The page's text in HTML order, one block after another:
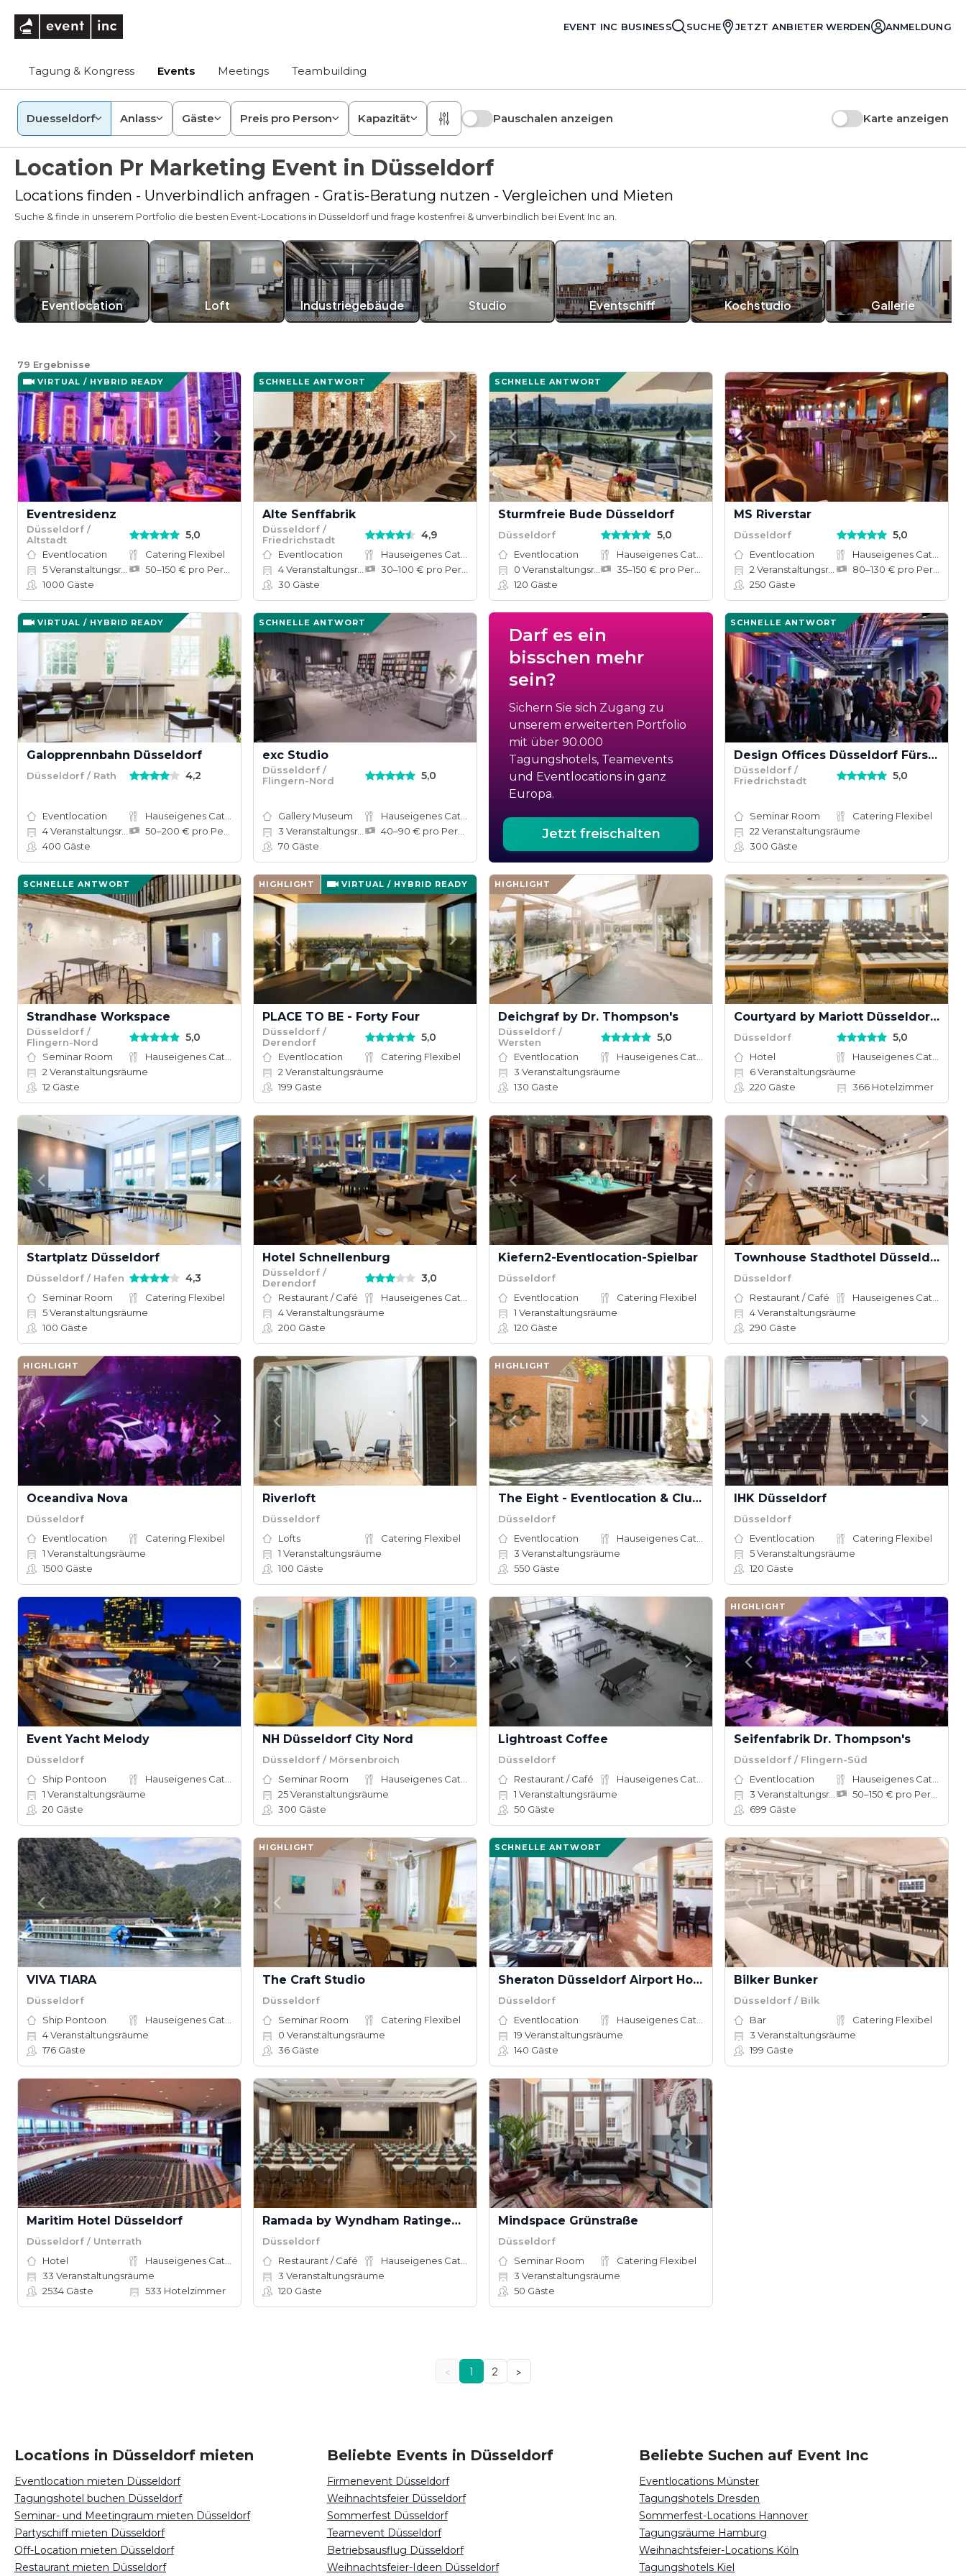
EVENT INC BUSINESS SUCHE JETZT ANBIETER WERDEN ANMELDUNG
Tagung & Kongress Events Meetings Teambuilding
Duesseldorf Anlass Gäste Preis pro Person Kapazität Pauschalen anzeigen Karte anzeigen
Location Pr Marketing Event in Düsseldorf
Locations finden - Unverbindlich anfragen - Gratis-Beratung nutzen - Vergleichen und Mieten
Suche & finde in unserem Portfolio die besten Event-Locations in Düsseldorf und frage kostenfrei & unverbindlich bei Event Inc an.
Eventlocation Loft Industriegebäude Studio Eventschiff Kochstudio Gallerie
79 Ergebnisse
VIRTUAL / HYBRID READY
Eventresidenz
Düsseldorf /
Altstadt
5,0
Eventlocation
Catering Flexibel
5Veranstaltungsräume
1000 Gäste
SCHNELLE ANTWORT
Alte Senffabrik
Düsseldorf /
Friedrichstadt
4,9
Eventlocation
4Veranstaltungsräume
30 Gäste
SCHNELLE ANTWORT
Sturmfreie Bude Düsseldorf
Düsseldorf 5,0
Eventlocation
0 Veranstaltungsräume
120 Gäste
MS Riverstar
Düsseldorf 5,0
Eventlocation
2 Veranstaltungsräume
250 Gäste
VIRTUAL / HYBRID READY
Galopprennbahn Düsseldorf
Düsseldorf / Rath 4,2
Eventlocation
4Veranstaltungsräume
400 Gäste
SCHNELLE ANTWORT
exc Studio
Düsseldorf /
Flingern-Nord
5,0
Gallery Museum
3 Veranstaltungsräume
70 Gäste
Darf es ein
bisschen mehr
sein?
Sichern Sie sich Zugang zu
unserem erweiterten Portfolio
mit über 90.000
Tagungshotels, Teamevents
und Eventlocations in ganz
Europa.
Jetzt freischalten
SCHNELLE ANTWORT
Design Offices Düsseldorf Fürst und Friedrich
Düsseldorf /
Friedrichstadt
5,0
Seminar Room
Catering Flexibel
22 Veranstaltungsräume
300 Gäste
SCHNELLE ANTWORT
Strandhase Workspace
Düsseldorf /
Flingern-Nord
5,0
Seminar Room
2 Veranstaltungsräume
12 Gäste
HIGHLIGHT VIRTUAL / HYBRID READY
PLACE TO BE - Forty Four
Düsseldorf /
Derendorf
5,0
Eventlocation
Catering Flexibel
2 Veranstaltungsräume
199 Gäste
HIGHLIGHT
Deichgraf by Dr. Thompson's
Düsseldorf /
Wersten
5,0
Eventlocation
3 Veranstaltungsräume
130 Gäste
Courtyard by Mariott Düsseldorf Seestern
Düsseldorf 5,0
Hotel
6Veranstaltungsräume
220 Gäste 366 Hotelzimmer
Startplatz Düsseldorf
Düsseldorf / Hafen 4,3
Seminar Room
Catering Flexibel
5Veranstaltungsräume
100 Gäste
Hotel Schnellenburg
Düsseldorf /
Derendorf
3,0
Restaurant / Café
4Veranstaltungsräume
200 Gäste
Kiefern2-Eventlocation-Spielbar
Düsseldorf
Eventlocation
Catering Flexibel
1 Veranstaltungsräume
120 Gäste
Townhouse Stadthotel Düsseldorf
Düsseldorf
Restaurant / Café
4Veranstaltungsräume
290 Gäste
HIGHLIGHT
Oceandiva Nova
Düsseldorf
Eventlocation
Catering Flexibel
1 Veranstaltungsräume
1500 Gäste
Riverloft
Düsseldorf
Lofts
Catering Flexibel
1 Veranstaltungsräume
100 Gäste
HIGHLIGHT
The Eight - Eventlocation & Club in Düsseldorf
Düsseldorf
Eventlocation
3 Veranstaltungsräume
550 Gäste
IHK Düsseldorf
Düsseldorf
Eventlocation
Catering Flexibel
5Veranstaltungsräume
120 Gäste
Event Yacht Melody
Düsseldorf
Ship Pontoon
1 Veranstaltungsräume
20 Gäste
NH Düsseldorf City Nord
Düsseldorf / Mörsenbroich
Seminar Room
25Veranstaltungsräume
300 Gäste
Lightroast Coffee
Düsseldorf
Restaurant / Café
1 Veranstaltungsräume
50 Gäste
HIGHLIGHT
Seifenfabrik Dr. Thompson's
Düsseldorf / Flingern-Süd
Eventlocation
3 Veranstaltungsräume
699 Gäste
VIVA TIARA
Düsseldorf
Ship Pontoon
4Veranstaltungsräume
176 Gäste
HIGHLIGHT
The Craft Studio
Düsseldorf
Seminar Room
Catering Flexibel
0 Veranstaltungsräume
36 Gäste
SCHNELLE ANTWORT
Sheraton Düsseldorf Airport Hotel
Düsseldorf
Eventlocation
19 Veranstaltungsräume
140 Gäste
Bilker Bunker
Düsseldorf / Bilk
Bar
Catering Flexibel
3 Veranstaltungsräume
199 Gäste
Maritim Hotel Düsseldorf
Düsseldorf / Unterrath
Hotel
33 Veranstaltungsräume
2534 Gäste 533 Hotelzimmer
Ramada by Wyndham Ratingen Düsseldorf Airport
Düsseldorf
Restaurant / Café
3 Veranstaltungsräume
120 Gäste
Mindspace Grünstraße
Düsseldorf
Seminar Room
Catering Flexibel
3 Veranstaltungsräume
50 Gäste
< 1 2 >
Locations in Düsseldorf mieten
Eventlocation mieten Düsseldorf
Tagungshotel buchen Düsseldorf
Seminar- und Meetingraum mieten Düsseldorf
Partyschiff mieten Düsseldorf
Off-Location mieten Düsseldorf
Restaurant mieten Düsseldorf
Beliebte Events in Düsseldorf
Firmenevent Düsseldorf
Weihnachtsfeier Düsseldorf
Sommerfest Düsseldorf
Teamevent Düsseldorf
Betriebsausflug Düsseldorf
Weihnachtsfeier-Ideen Düsseldorf
Beliebte Suchen auf Event Inc
Eventlocations Münster
Tagungshotels Dresden
Sommerfest-Locations Hannover
Tagungsräume Hamburg
Weihnachtsfeier-Locations Köln
Tagungshotels Kiel